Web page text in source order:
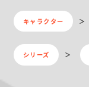
キャラクター
シリーズ